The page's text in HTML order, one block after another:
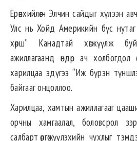
Ерөнхийлөгч Элчин сайдыг хүлээн
Улс нь Хойд Америкийн бүс нутаг
хөрш” Канадтай хөгжүүлж
ажиллагаанд өндөр ач холбогдол
харилцаа эдүгээ “Иж бүрэн
байгааг онцоллоо.
Харилцаа, хамтын ажиллагааг
орчны хамгаалал, боловсрол
салбарт өргөжүүлэхийн чухлыг